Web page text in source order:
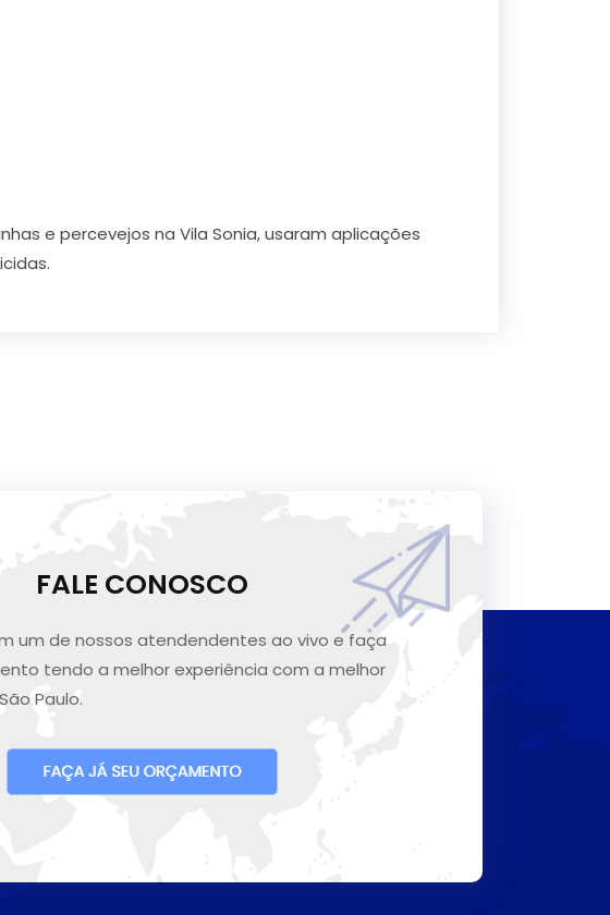
e percevejos na Vila Sonia, usaram aplicações
FALE CONOSCO
um de nossos atendendentes ao vivo e faça
tendo a melhor experiência com a melhor
Paulo.